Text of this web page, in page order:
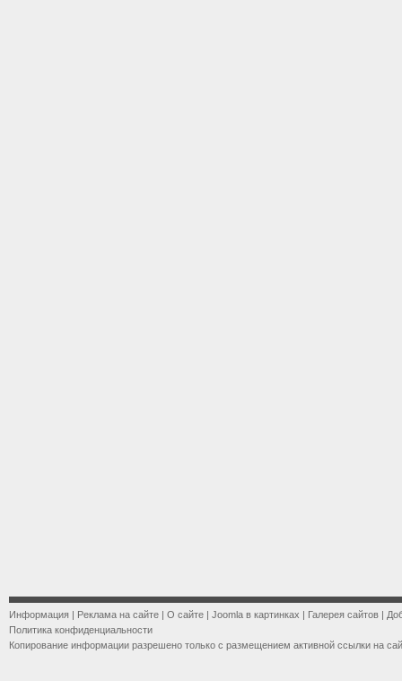
Информация | Реклама на сайте | О сайте | Joomla в картинках | Галерея сайтов |
Политика конфиденциальности
Копирование информации разрешено только с размещением активной ссылки на